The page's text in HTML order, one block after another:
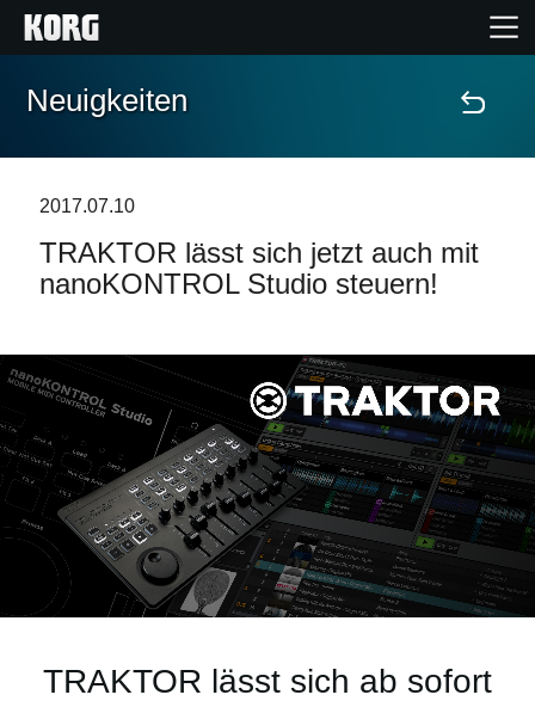
Home
Extras
Support
Händlersuche
Shop
Neuigkeiten
Gebiet / Land
Neuigkeiten
2017.07.10
TRAKTOR lässt sich jetzt auch mit
nanoKONTROL Studio steuern!
TRAKTOR lässt sich ab sofort